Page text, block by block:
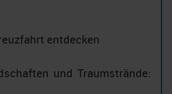
entdecken
und Traumstrände: